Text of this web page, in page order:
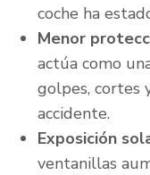
coche ha
Menor
actúa como
golpes, cortes
accidente.
Exposición
ventanillas